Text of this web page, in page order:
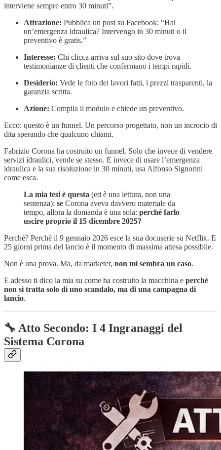
interviene sempre entro 30 minuti”.
Attrazione: Pubblica un post su Facebook: “Hai
un’emergenza idraulica? Intervengo in 30 minuti o il
preventivo è gratis.”
Interesse: Chi clicca arriva sul suo sito dove trova
testimonianze di clienti che confermano i tempi rapidi.
Desiderio: Vede le foto dei lavori fatti, i prezzi trasparenti, la
garanzia scritta.
Azione: Compila il modulo e chiede un preventivo.
Ecco: questo è un funnel. Un percorso progettato, non un incrocio di
dita sperando che qualcuno chiami.
Fabrizio Corona ha costruito un funnel. Solo che invece di vendere
servizi idraulici, vende se stesso. E invece di usare l’emergenza
idraulica e la sua risoluzione in 30 minuti, usa Alfonso Signorini
come esca.
La mia tesi è questa (ed è una lettura, non una
sentenza): se Corona aveva davvero materiale da
tempo, allora la domanda è una sola: perché farlo
uscire proprio il 15 dicembre 2025?
Perché? Perché il 9 gennaio 2026 esce la sua docuserie su Netflix. E
25 giorni prima del lancio è il momento di massima attesa possibile.
Non è una prova. Ma, da marketer, non mi sembra un caso.
E adesso ti dico la mia su come ha costruito la macchina e perché
non si tratta solo di uno scandalo, ma di una campagna di
lancio.
🔧 Atto Secondo: I 4 Ingranaggi del
Sistema Corona